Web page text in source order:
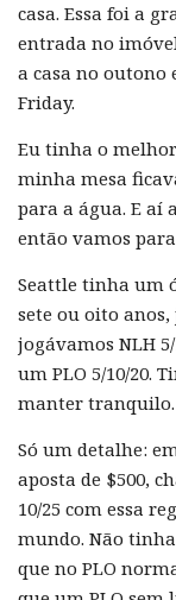
casa. Essa foi a
entrada no
a casa no outono
Friday.
Eu tinha o
minha mesa
para a água. E aí
então vamos
Seattle tinha um
sete ou oito anos,
jogávamos NLH
um PLO 5/10/20.
manter tranquilo.
Só um detalhe:
aposta de $500,
10/25 com essa
mundo. Não
que no PLO